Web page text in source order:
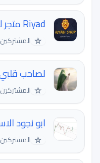
Riyad متجر للبيع بالجملة
☆ المشتركين:
لصاحب
☆ المشتركين:
ابو نجود
☆ المشتركين: